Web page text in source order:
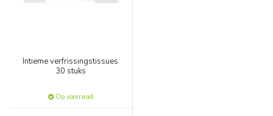
Intieme verfrissingstissues
30 stuks
Op voorraad